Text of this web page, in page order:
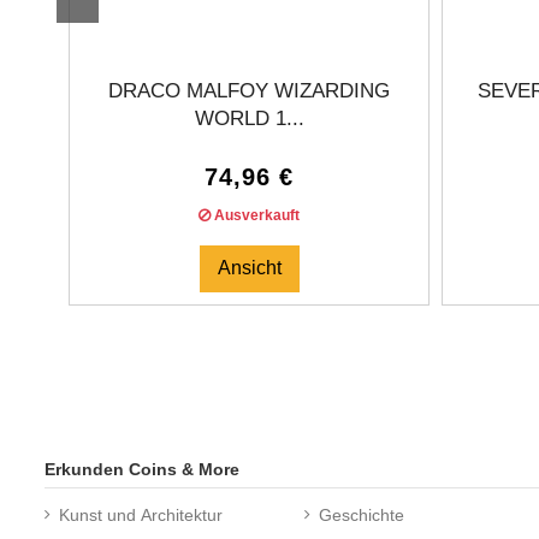
DRACO MALFOY WIZARDING
WORLD 1...
74,96 €
Ausverkauft
Ansicht
Erkunden Coins & More
Kunst und Architektur Geschichte